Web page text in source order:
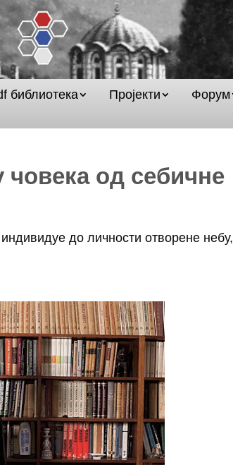
библиотека Пројекти
Форум
човека од себичне
до личности отворене небу,